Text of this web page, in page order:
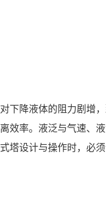
下降液体的阻力剧增
效率。液泛与气速、
塔设计与操作时，必